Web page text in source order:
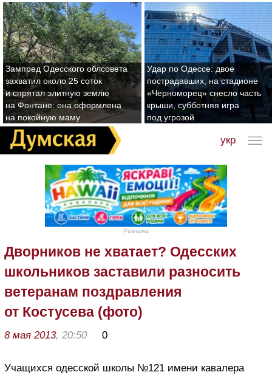
Зампред Одесского облсовета
захватил около 25 соток
и спрятал элитную землю
на Фонтане: она оформлена
на покойную маму
Удар по Одессе: двое
пострадавших, на стадионе
«Черноморец» снесло часть
крыши, субботняя игра
под угрозой
укр
Реклама
Дворников не хватает? Одесских
школьников заставили разносить
ветеранам поздравления
от Костусева (фото)
8 мая 2013, 20:50 0
Учащихся одесской школы №121 имени кавалера